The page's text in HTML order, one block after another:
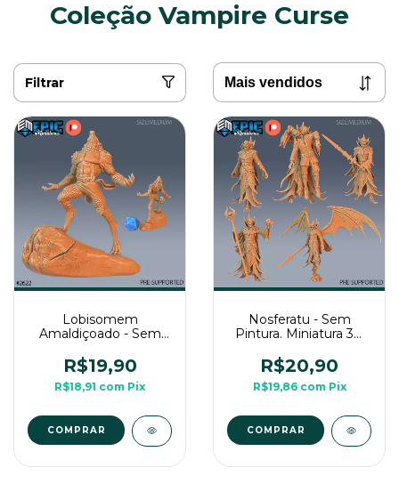
Coleção Vampire Curse
Filtrar
Lobisomem
Amaldiçoado - Sem
Média Para Rpg de
Mesa
R$19,90
R$18,91 com Pix
COMPRAR
Nosferatu - Sem
Pintura. Miniatura 3D
Mesa
R$20,90
R$19,86 com Pix
COMPRAR